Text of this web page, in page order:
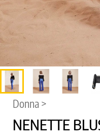
Donna >
NENETTE